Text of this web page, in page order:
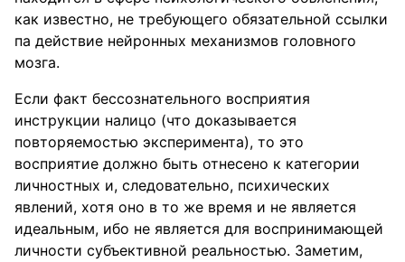
как известно, не требующего обязательной ссылки
па действие нейронных механизмов головного
мозга.
Если факт бессознательного восприятия
инструкции налицо (что доказывается
повторяемостью эксперимента), то это
восприятие должно быть отнесено к категории
личностных и, следовательно, психических
явлений, хотя оно в то же время и не является
идеальным, ибо не является для воспринимающей
личности субъективной реальностью. Заметим,